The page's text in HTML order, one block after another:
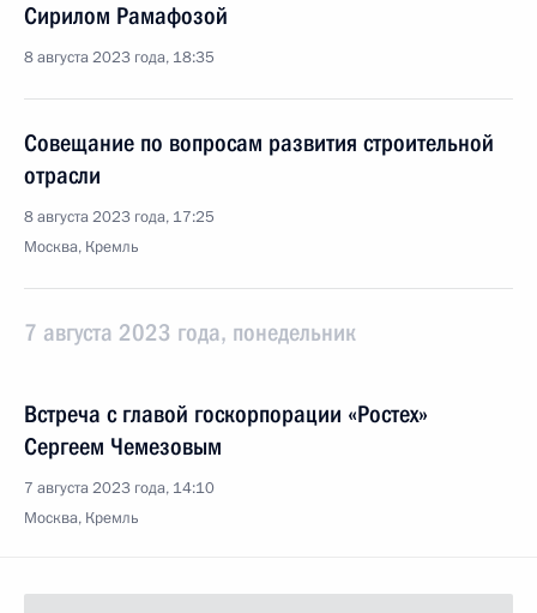
Сирилом Рамафозой
8 августа 2023 года, 18:35
Совещание по вопросам развития строительной
отрасли
8 августа 2023 года, 17:25
Москва, Кремль
7 августа 2023 года, понедельник
Встреча с главой госкорпорации «Ростех»
Сергеем Чемезовым
7 августа 2023 года, 14:10
Москва, Кремль